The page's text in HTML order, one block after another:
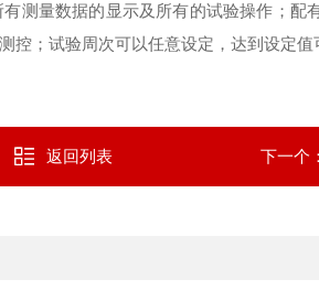
测量数据的显示及所有的试验操作；配
；试验周次可以任意设定，达到设定值
返回列表 下一个：